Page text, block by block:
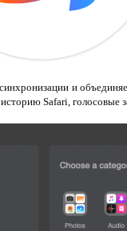
и
Safari, голосовые